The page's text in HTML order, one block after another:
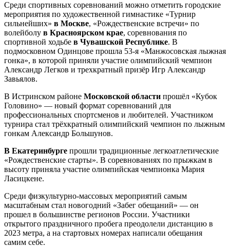
Среди спортивных соревнований можно отметить городские
мероприятия по художественной гимнастике «Турнир
сильнейших» в Москве, «Рождественские встречи» по
волейболу в Красноярском крае, соревнования по
спортивной ходьбе в Чувашской Республике. В
подмосковном Одинцове прошла 53-я «Манжосовская лыжная
гонка», в которой приняли участие олимпийский чемпион
Александр Легков и трехкратный призёр Игр Александр
Завьялов.
В Истринском районе Московской области прошёл «Кубок
Головино» — новый формат соревнований для
профессиональных спортсменов и любителей. Участником
турнира стал трёхкратный олимпийский чемпион по лыжным
гонкам Александр Большунов.
В Екатеринбурге прошли традиционные легкоатлетические
«Рождественские старты». В соревнованиях по прыжкам в
высоту приняла участие олимпийская чемпионка Мария
Ласицкене.
Среди физкультурно-массовых мероприятий самым
масштабным стал новогодний «Забег обещаний» — он
прошел в большинстве регионов России. Участники
открытого праздничного пробега преодолели дистанцию в
2023 метра, а на стартовых номерах написали обещания
самим себе.